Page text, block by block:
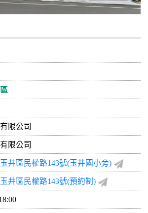
限公司
限公司
井區民權路143號(玉井國小旁)
井區民權路143號(預約制)